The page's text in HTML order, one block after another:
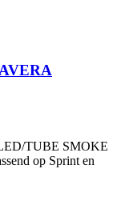
TUBE SMOKE
op Sprint en